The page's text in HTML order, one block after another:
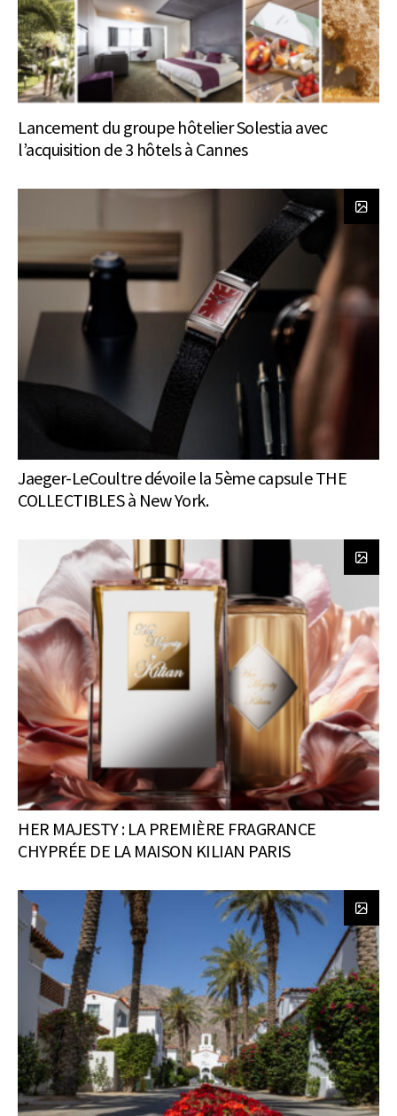
Lancement du groupe hôtelier Solestia avec
l’acquisition de 3 hôtels à Cannes
Jaeger-LeCoultre dévoile la 5ème capsule THE
COLLECTIBLES à New York.
HER MAJESTY : LA PREMIÈRE FRAGRANCE
CHYPRÉE DE LA MAISON KILIAN PARIS